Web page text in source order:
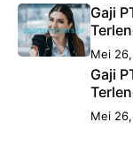
Gaji
Mei
Gaji
Mei